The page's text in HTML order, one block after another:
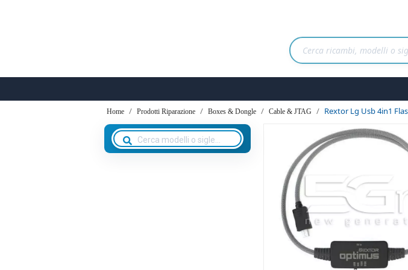
Home Prodotti Riparazione Boxes & Dongle Cable & JTAG Rextor Lg Usb 4in1